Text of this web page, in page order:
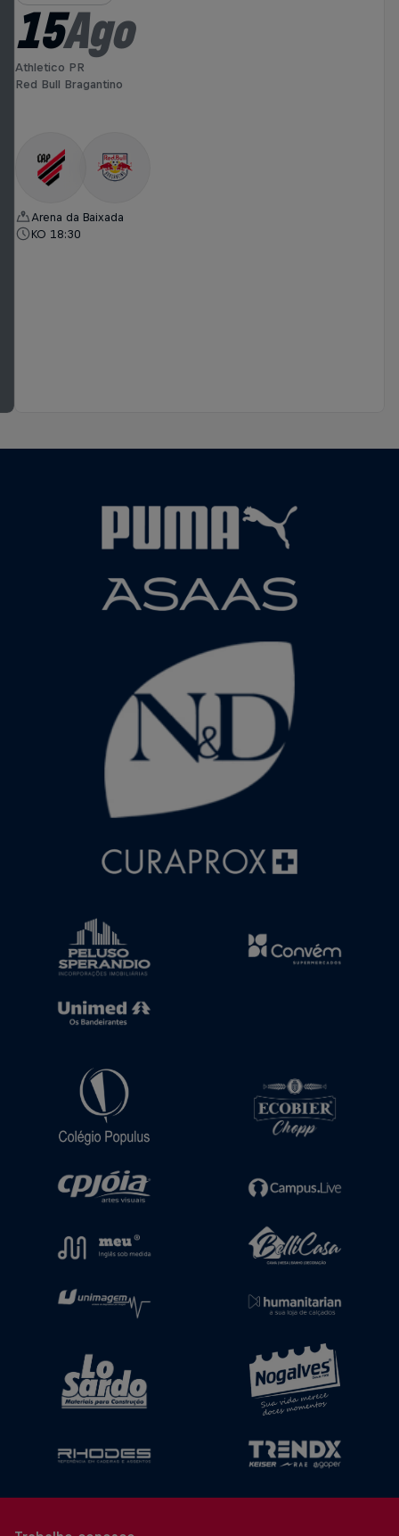
15Ago
Athletico PR
Red Bull Bragantino
Arena da Baixada
KO 18:30